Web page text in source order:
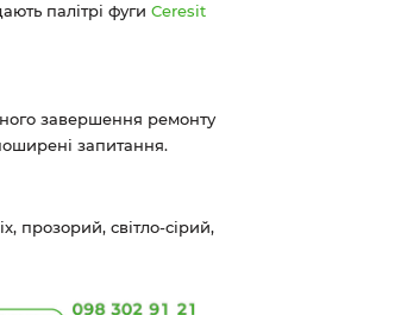
палітрі фуги Ceresit
завершення ремонту
запитання.
прозорий, світло-сірий,